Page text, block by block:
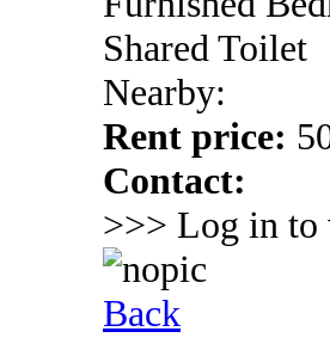
Shared Toilet
Nearby:
Rent price:
Contact:
>>> Log in to
Back